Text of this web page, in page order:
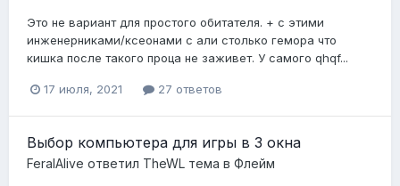
Это не вариант для простого обитателя. + с этими
инженерниками/ксеонами с али столько гемора что
кишка после такого проца не заживет. У самого qhqf...
17 июля, 2021 27 ответов
Выбор компьютера для игры в 3 окна
FeralAlive ответил TheWL тема в Флейм